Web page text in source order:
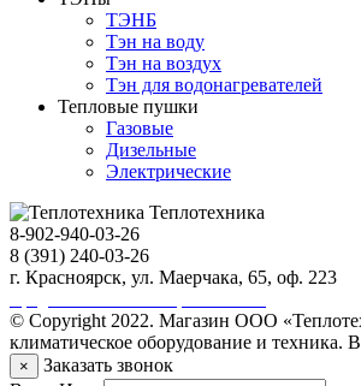
ТЭНБ
Тэн на воду
Тэн на воздух
Тэн для водонагревателей
Тепловые пушки
Газовые
Дизельные
Электрические
Теплотехника
8-902-940-03-26
8 (391) 240-03-26
г. Красноярск, ул. Маерчака, 65, оф. 223
© Copyright 2022. Магазин ООО
климатическое оборудование и техника.
×
Заказать звонок